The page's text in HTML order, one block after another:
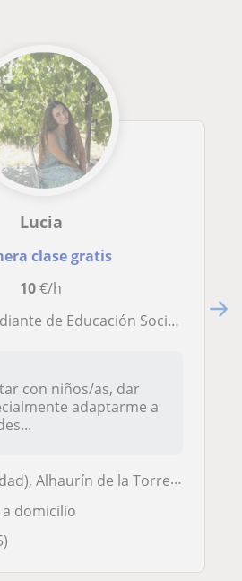
Lucia
clase gratis
10€/h
defino como una persona positiva que ofrece clases de refuerzo adaptadas.
con niños/as, dar
adaptarme a
Alhaurín de la Torre, Cártama
a domicilio